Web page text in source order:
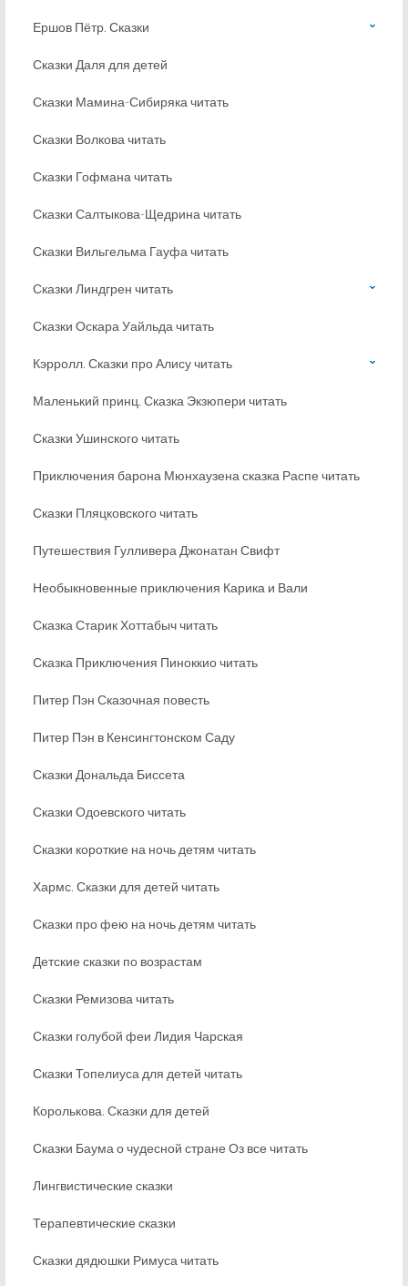
Ершов Пётр. Сказки
Сказки Даля для детей
Сказки Мамина-Сибиряка читать
Сказки Волкова читать
Сказки Гофмана читать
Сказки Салтыкова-Щедрина читать
Сказки Вильгельма Гауфа читать
Сказки Линдгрен читать
Сказки Оскара Уайльда читать
Кэрролл. Сказки про Алису читать
Маленький принц. Сказка Экзюпери читать
Сказки Ушинского читать
Приключения барона Мюнхаузена сказка Распе читать
Сказки Пляцковского читать
Путешествия Гулливера Джонатан Свифт
Необыкновенные приключения Карика и Вали
Сказка Старик Хоттабыч читать
Сказка Приключения Пиноккио читать
Питер Пэн Сказочная повесть
Питер Пэн в Кенсингтонском Саду
Сказки Дональда Биссета
Сказки Одоевского читать
Сказки короткие на ночь детям читать
Хармс. Сказки для детей читать
Сказки про фею на ночь детям читать
Детские сказки по возрастам
Сказки Ремизова читать
Сказки голубой феи Лидия Чарская
Сказки Топелиуса для детей читать
Королькова. Сказки для детей
Сказки Баума о чудесной стране Оз все читать
Лингвистические сказки
Терапевтические сказки
Сказки дядюшки Римуса читать